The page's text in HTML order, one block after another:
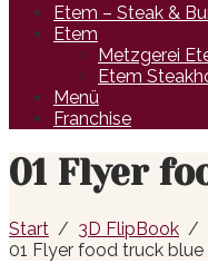
Etem – Steak &
Etem
Metzgerei
Etem
Menü
Franchise
01 Flyer
Start 3D FlipBook
01 Flyer food truck blue